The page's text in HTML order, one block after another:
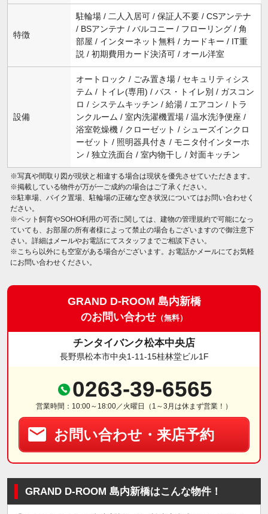
特徴
駐輪場 / 二人入居可 / 保証人不要 / CSアンテナ
/ BSアンテナ / バルコニー / フローリング / 角
部屋 / インターネット無料 / カードキー / IT重
説 / 初期費用カード決済可 / オール洋室
設備
オートロック / ごみ置き場 / セキュリティシス
テム / トイレ(専用) / バス・トイレ別 / ガスコン
ロ / システムキッチン / 給湯 / エアコン / トラ
ンクルーム / 室内洗濯機置場 / 温水洗浄便座 /
浴室乾燥機 / クローゼット / シューズインクロ
ーゼット / 照明器具付き / モニタ付インターホ
ン / 独立洗面台 / 室内物干し / 対面キッチン
※写真や間取り図が現状と相違する場合は現状を優先させていただきます。
※掲載している物件が万が一ご成約の場合はご了承ください。
※駐車場、バイク置場、駐輪場の正確な空き状況についてはお問い合わせく
ださい。
※ペット飼育やSOHO利用の可否に関しては、建物の管理規約で可能になっ
ていても、お部屋の所有者様によって禁止の場合もございますので御注意下
さい。詳細はメールやお電話にてスタッフまでご相談下さい。
※こちら以外にも空室がある場合がございます。お電話かメールにてお気軽
にお問い合わせください。
GRAND D-ROOM 島内新橋
のお問い合わせ （無料）
チンタイバンク松本中央店
長野県松本市中央1-11-15桂林堂ビル1F
0263-39-6565
営業時間：10:00～18:00／火曜日（1～3月は休まず営業！）
お問い合わせ・来店予約
GRAND D-ROOM 島内新橋はこんな物件！